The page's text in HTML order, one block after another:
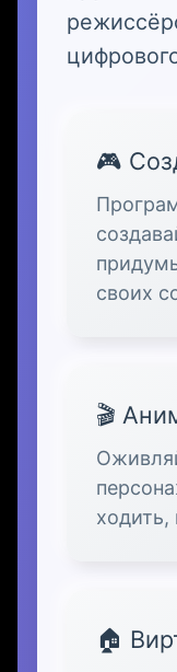
🎮
своих
🎬
ходить,
🏠